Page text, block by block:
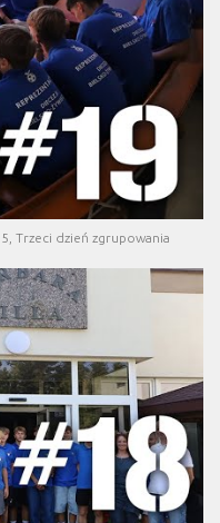
Trzeci dzień zgrupowania